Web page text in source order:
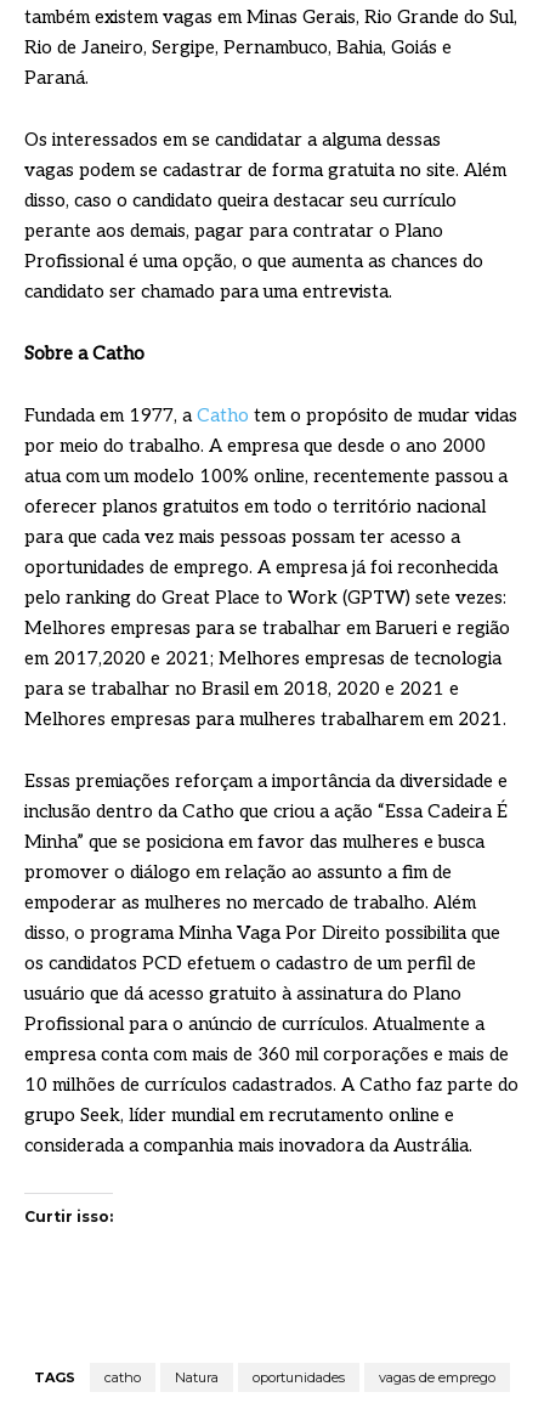
também existem vagas em Minas Gerais, Rio Grande do Sul,
Rio de Janeiro, Sergipe, Pernambuco, Bahia, Goiás e
Paraná.
Os interessados em se candidatar a alguma dessas
vagas podem se cadastrar de forma gratuita no site. Além
disso, caso o candidato queira destacar seu currículo
perante aos demais, pagar para contratar o Plano
Profissional é uma opção, o que aumenta as chances do
candidato ser chamado para uma entrevista.
Sobre a Catho
Fundada em 1977, aCatho tem o propósito de mudar vidas
por meio do trabalho. A empresa que desde o ano 2000
atua com um modelo 100% online, recentemente passou a
oferecer planos gratuitos em todo o território nacional
para que cada vez mais pessoas possam ter acesso a
oportunidades de emprego. A empresa já foi reconhecida
pelo ranking do Great Place to Work (GPTW) sete vezes:
Melhores empresas para se trabalhar em Barueri e região
em 2017,2020 e 2021; Melhores empresas de tecnologia
para se trabalhar no Brasil em 2018, 2020 e 2021 e
Melhores empresas para mulheres trabalharem em 2021.
Essas premiações reforçam a importância da diversidade e
inclusão dentro da Catho que criou a ação “Essa Cadeira É
Minha” que se posiciona em favor das mulheres e busca
promover o diálogo em relação ao assunto a fim de
empoderar as mulheres no mercado de trabalho. Além
disso, o programa Minha Vaga Por Direito possibilita que
os candidatos PCD efetuem o cadastro de um perfil de
usuário que dá acesso gratuito à assinatura do Plano
Profissional para o anúncio de currículos. Atualmente a
empresa conta com mais de 360 mil corporações e mais de
10 milhões de currículos cadastrados. A Catho faz parte do
grupo Seek, líder mundial em recrutamento online e
considerada a companhia mais inovadora da Austrália.
Curtir isso:
TAGS catho Natura oportunidades vagas de emprego